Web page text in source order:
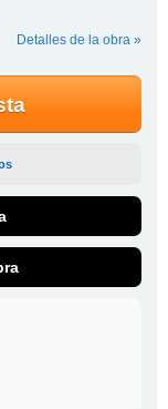
Detalles de la obra »